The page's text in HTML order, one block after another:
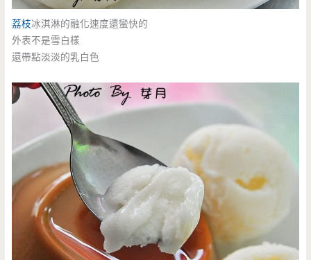
荔枝冰淇淋的融化速度還蠻快的
外表不是雪白樣
還帶點淡淡的乳白色